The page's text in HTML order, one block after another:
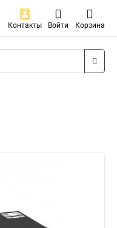
Контакты Войти Корзина